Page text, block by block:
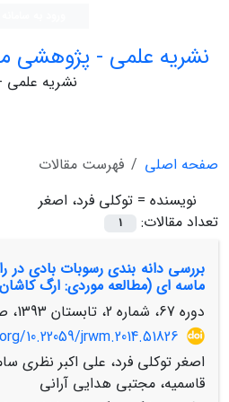
نشریه علمی - پژوهشی
نشریه علمی
صفحه اصلی
فهرست مقالات
نویسنده = توکلی فرد، اصغر
تعداد مقالات:
1
بررسی دانه ‏بندی رسوبات بادی در
ماسه ‏ای (مطالعه موردی: ارگ
دوره 67، شماره 2، تابستان 1393، صفحه
10.22059/jrwm.2014.51826
اصغر توکلی فرد، علی اکبر نظری
قاسمیه، مجتبی هدایی آرانی